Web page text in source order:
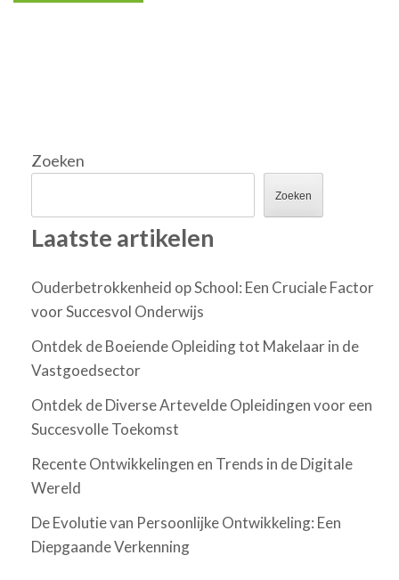
Zoeken
Zoeken
Laatste artikelen
Ouderbetrokkenheid op School: Een Cruciale Factor
voor Succesvol Onderwijs
Ontdek de Boeiende Opleiding tot Makelaar in de
Vastgoedsector
Ontdek de Diverse Artevelde Opleidingen voor een
Succesvolle Toekomst
Recente Ontwikkelingen en Trends in de Digitale
Wereld
De Evolutie van Persoonlijke Ontwikkeling: Een
Diepgaande Verkenning